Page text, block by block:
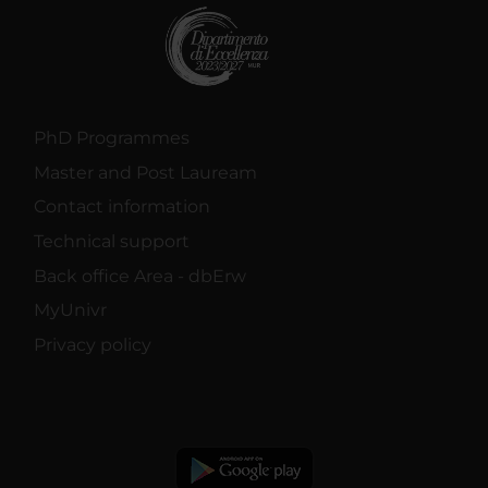
PhD Programmes
Master and Post Lauream
Contact information
Technical support
Back office Area - dbErw
MyUnivr
Privacy policy